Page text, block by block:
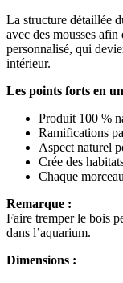
La structure détaillée
avec des mousses
personnalisé, qui
intérieur.
Les points forts en
Produit 100 %
Ramifications
Aspect naturel
Crée des
Chaque
Remarque :
Faire tremper le bois
dans l’aquarium.
Dimensions :